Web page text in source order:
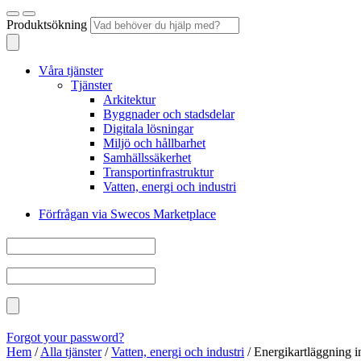
Produktsökning
Våra tjänster
Tjänster
Arkitektur
Byggnader och stadsdelar
Digitala lösningar
Miljö och hållbarhet
Samhällssäkerhet
Transportinfrastruktur
Vatten, energi och industri
Förfrågan via Swecos Marketplace
Forgot your password?
Hem /Alla tjänster/Vatten, energi och industri /Energikartläggning